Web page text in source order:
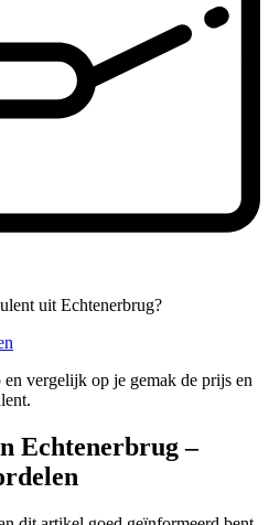
uit Echtenerbrug?
vergelijk op je gemak de prijs en
Echtenerbrug –